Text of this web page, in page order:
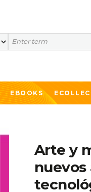
Search
EBOOKS
Arte y